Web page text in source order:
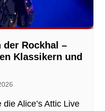
Rockhal –
Klassikern und
Alice’s Attic Live